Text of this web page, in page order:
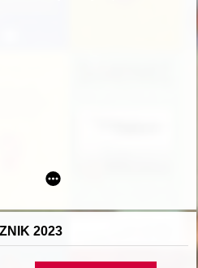
listów Jerzego z Tyczyna do
2023